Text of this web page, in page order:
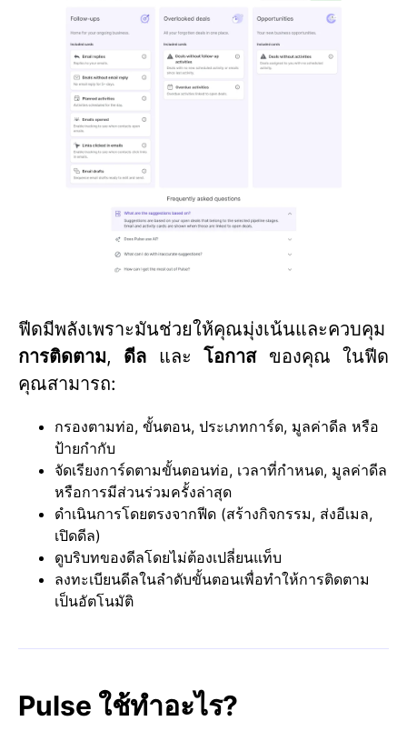
ฟีดมีพลังเพราะมันช่วยให้คุณมุ่งเน้นและควบคุม
การติดตาม, ดีล และโอกาสของคุณ ในฟีด
คุณสามารถ:
กรองตามท่อ, ขั้นตอน, ประเภทการ์ด, มูลค่าดีล หรือ
ป้ายกำกับ
จัดเรียงการ์ดตามขั้นตอนท่อ, เวลาที่กำหนด, มูลค่าดีล
หรือการมีส่วนร่วมครั้งล่าสุด
ดำเนินการโดยตรงจากฟีด (สร้างกิจกรรม, ส่งอีเมล,
เปิดดีล)
ดูบริบทของดีลโดยไม่ต้องเปลี่ยนแท็บ
ลงทะเบียนดีลในลำดับขั้นตอนเพื่อทำให้การติดตาม
เป็นอัตโนมัติ
Pulse ใช้ทำอะไร?